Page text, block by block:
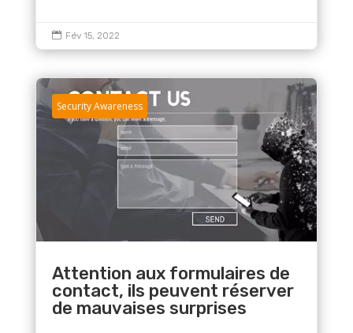
 Fév 15, 2022
Security Awareness
Attention aux formulaires de
contact, ils peuvent réserver
de mauvaises surprises